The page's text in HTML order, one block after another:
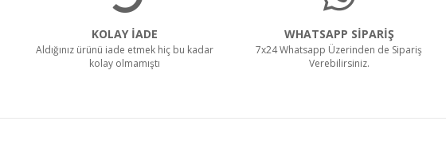
KOLAY İADE
Aldığınız ürünü iade etmek hiç bu kadar
kolay olmamıştı
WHATSAPP SİPARİŞ
7x24 Whatsapp Üzerinden de Sipariş
Verebilirsiniz.